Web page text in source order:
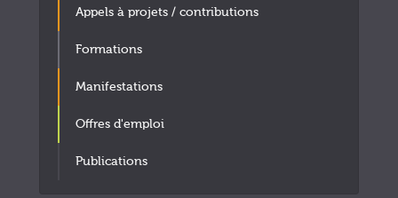
Appels à projets / contributions
Formations
Manifestations
Offres d'emploi
Publications